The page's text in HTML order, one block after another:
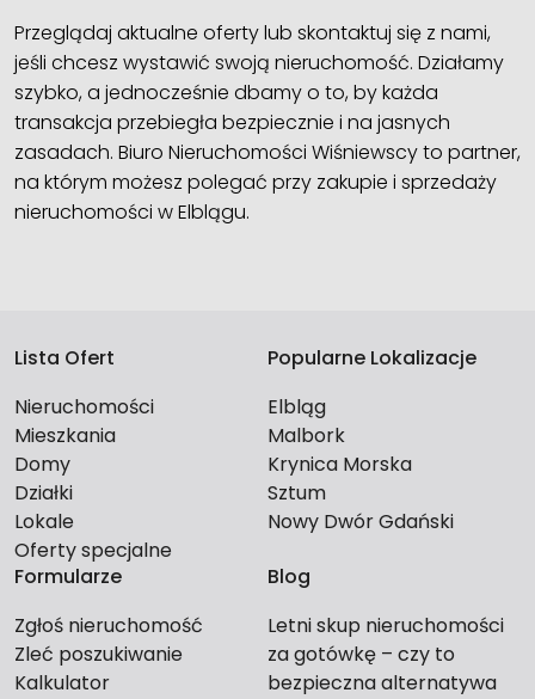
Przeglądaj aktualne oferty lub skontaktuj się z nami,
jeśli chcesz wystawić swoją nieruchomość. Działamy
szybko, a jednocześnie dbamy o to, by każda
transakcja przebiegła bezpiecznie i na jasnych
zasadach. Biuro Nieruchomości Wiśniewscy to partner,
na którym możesz polegać przy zakupie i sprzedaży
nieruchomości w Elblągu.
Lista Ofert
Nieruchomości
Mieszkania
Domy
Działki
Lokale
Oferty specjalne
Popularne Lokalizacje
Elbląg
Malbork
Krynica Morska
Sztum
Nowy Dwór Gdański
Formularze
Zgłoś nieruchomość
Zleć poszukiwanie
Kalkulator
Blog
Letni skup nieruchomości
za gotówkę – czy to
bezpieczna alternatywa